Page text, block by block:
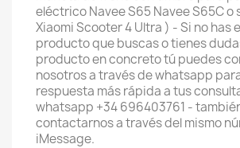
eléctrico Navee S65 Navee S65C o
Xiaomi Scooter 4 Ultra ) - Si no has
producto que buscas o tienes
producto en concreto tú puedes
nosotros a través de whatsapp
respuesta más rápida a tus
whatsapp +34 696403761 -
contactarnos a través del mismo
iMessage.